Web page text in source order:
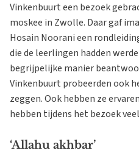
Vinkenbuurt een bezoek
moskee in Zwolle. Daar gaf
Hosain Noorani een
die de leerlingen hadden
begrijpelijke manier
Vinkenbuurt probeerden ook
zeggen. Ook hebben ze
hebben tijdens het bezoek
‘Allahu akhbar’